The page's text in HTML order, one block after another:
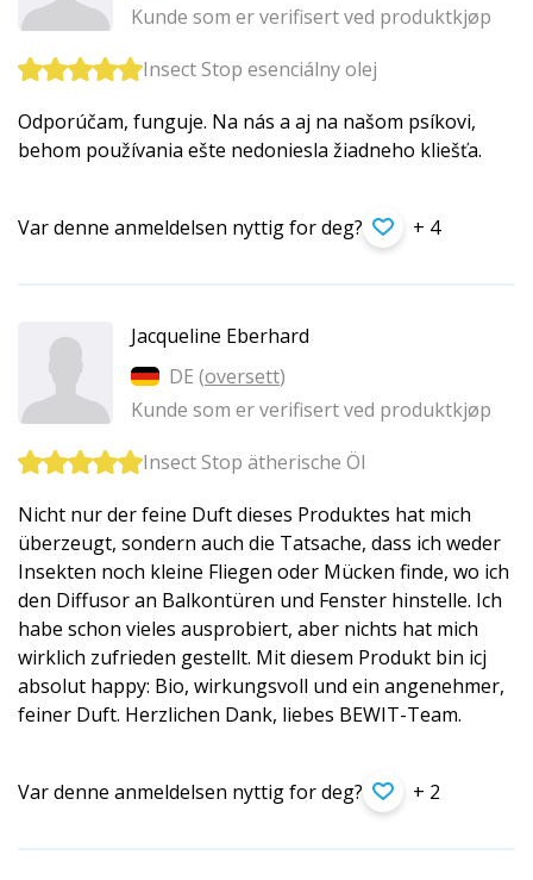
Kunde som er verifisert ved produktkjøp
Insect Stop esenciálny olej
Odporúčam, funguje. Na nás a aj na našom psíkovi,
behom používania ešte nedoniesla žiadneho kliešťa.
Var denne anmeldelsen nyttig for deg? + 4
Jacqueline Eberhard
DE (oversett)
Kunde som er verifisert ved produktkjøp
Insect Stop ätherische Öl
Nicht nur der feine Duft dieses Produktes hat mich
überzeugt, sondern auch die Tatsache, dass ich weder
Insekten noch kleine Fliegen oder Mücken finde, wo ich
den Diffusor an Balkontüren und Fenster hinstelle. Ich
habe schon vieles ausprobiert, aber nichts hat mich
wirklich zufrieden gestellt. Mit diesem Produkt bin icj
absolut happy: Bio, wirkungsvoll und ein angenehmer,
feiner Duft. Herzlichen Dank, liebes BEWIT-Team.
Var denne anmeldelsen nyttig for deg? + 2